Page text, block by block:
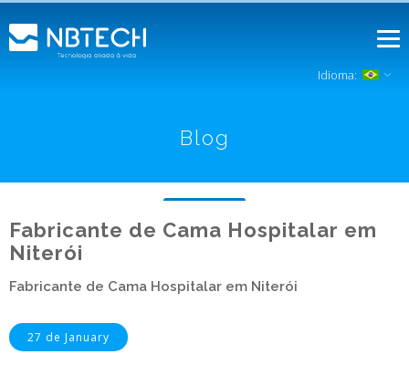
Idioma:
Blog
Fabricante de Cama Hospitalar em
Niterói
Fabricante de Cama Hospitalar em Niterói
27 de January